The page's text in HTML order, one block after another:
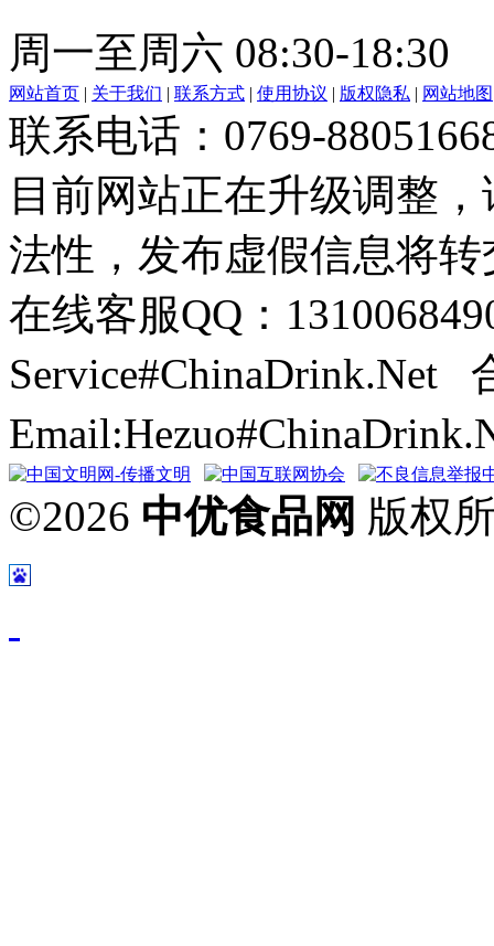
周一至周六 08:30-18:30
网站首页 | 关于我们 | 联系方式 | 使用协议 | 版权隐私 | 网站地图
联系电话：0769-
目前网站正在升级调整
法性，发布虚假信息将
在线客服QQ：
Service#ChinaDrink.Net
©2026 中优食品网 版权